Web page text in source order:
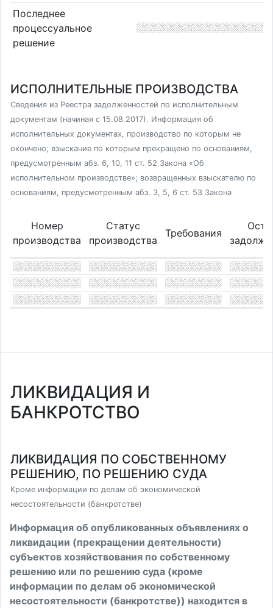
Последнее
процессуальное
решение
ИСПОЛНИТЕЛЬНЫЕ ПРОИЗВОДСТВА
Сведения из Реестра задолженностей по исполнительным
документам (начиная с 15.08.2017). Информация об
исполнительных документах, производство по которым не
окончено; взыскание по которым прекращено по основаниям,
предусмотренным абз. 6, 10, 11 ст. 52 Закона «Об
исполнительном производстве»; возвращенных взыскателю по
основаниям, предусмотренным абз. 3, 5, 6 ст. 53 Закона
Номер
производства
Статус
производства
Требования
ЛИКВИДАЦИЯ И
БАНКРОТСТВО
ЛИКВИДАЦИЯ ПО СОБСТВЕННОМУ
РЕШЕНИЮ, ПО РЕШЕНИЮ СУДА
Кроме информации по делам об экономической
несостоятельности (банкротстве)
Информация об опубликованных объявлениях о
ликвидации (прекращении деятельности)
субъектов хозяйствования по собственному
решению или по решению суда (кроме
информации по делам об экономической
несостоятельности (банкротстве)) находится в